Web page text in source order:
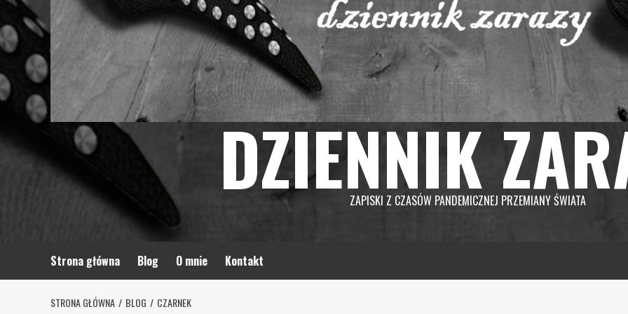
DZIENNIK
ZAPISKI Z CZASÓW PANDEMICZNEJ PRZEMIANY ŚWIATA
Strona główna Blog O mnie Kontakt
STRONA GŁÓWNA BLOG CZARNEK